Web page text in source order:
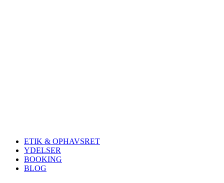
ETIK & OPHAVSRET
YDELSER
BOOKING
BLOG